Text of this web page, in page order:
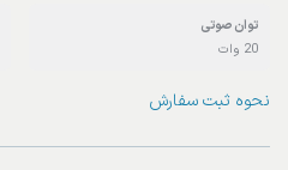
توان صوتی
20 وات
نحوه ثبت سفارش